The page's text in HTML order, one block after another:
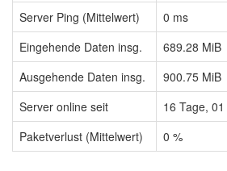
Server Ping (Mittelwert)
0 ms
Eingehende Daten insg.
689.28 MiB
Ausgehende Daten insg.
900.75 MiB
Server online seit
16 Tage, 01
Paketverlust (Mittelwert)
0 %